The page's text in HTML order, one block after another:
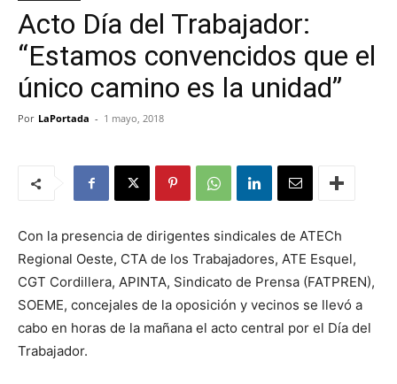
Acto Día del Trabajador:
“Estamos convencidos que el
único camino es la unidad”
Por LaPortada - 1 mayo, 2018
Con la presencia de dirigentes sindicales de ATECh
Regional Oeste, CTA de los Trabajadores, ATE Esquel,
CGT Cordillera, APINTA, Sindicato de Prensa (FATPREN),
SOEME, concejales de la oposición y vecinos se llevó a
cabo en horas de la mañana el acto central por el Día del
Trabajador.